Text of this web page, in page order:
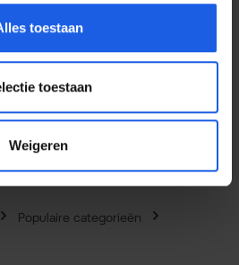
toestaan
toestaan
Weigeren
meest kwetsbare onderdelen
reparatie kan kostbaar zijn. Met
Populaire categorieën